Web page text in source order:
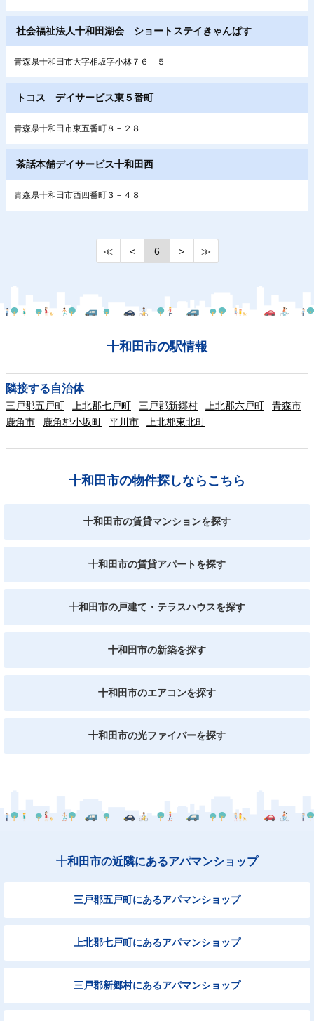
社会福祉法人十和田湖会 ショートステイきゃんぱす
青森県十和田市大字相坂字小林７６－５
トコス デイサービス東５番町
青森県十和田市東五番町８－２８
茶話本舗デイサービス十和田西
青森県十和田市西四番町３－４８
≪ < 6 > ≫
十和田市の駅情報
隣接する自治体
三戸郡五戸町 上北郡七戸町 三戸郡新郷村 上北郡六戸町
青森市
鹿角市
鹿角郡小坂町 平川市 上北郡東北町
十和田市の物件探しならこちら
十和田市の賃貸マンションを探す
十和田市の賃貸アパートを探す
十和田市の戸建て・テラスハウスを探す
十和田市の新築を探す
十和田市のエアコンを探す
十和田市の光ファイバーを探す
十和田市の近隣にあるアパマンショップ
三戸郡五戸町にあるアパマンショップ
上北郡七戸町にあるアパマンショップ
三戸郡新郷村にあるアパマンショップ